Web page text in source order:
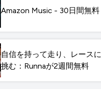
Amazon Music - 30日間無料
自信を持って走り、レースに
挑む：Runnaが2週間無料